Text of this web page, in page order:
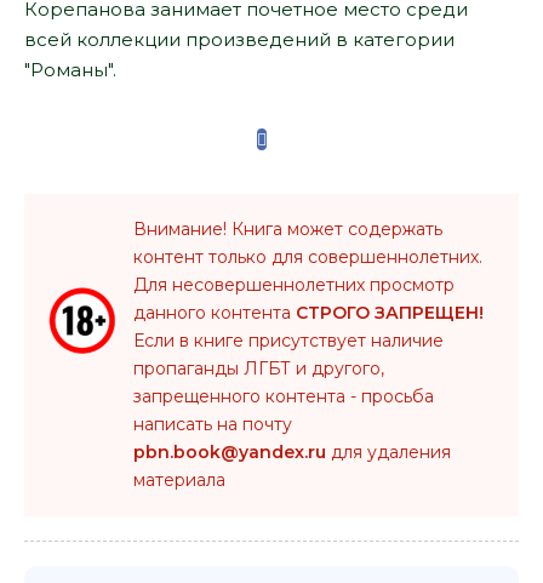
Корепанова занимает почетное место среди
всей коллекции произведений в категории
"Романы".
Внимание! Книга может содержать
контент только для совершеннолетних.
Для несовершеннолетних просмотр
данного контента СТРОГО ЗАПРЕЩЕН!
Если в книге присутствует наличие
пропаганды ЛГБТ и другого,
запрещенного контента - просьба
написать на почту
pbn.book@yandex.ru для удаления
материала